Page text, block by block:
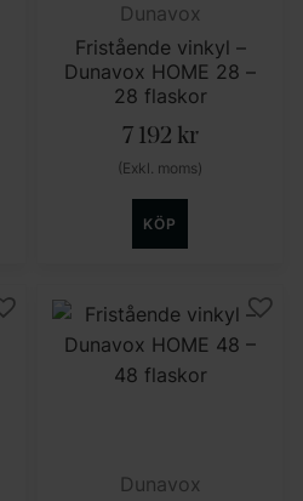
Dunavox
Fristående vinkyl –
Dunavox HOME 28 –
28 flaskor
7 192 kr
(Exkl. moms)
KÖP
Dunavox